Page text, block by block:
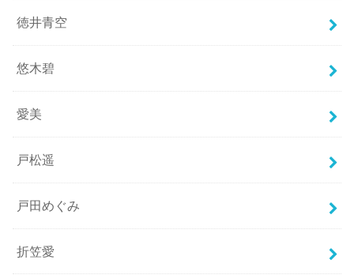
徳井青空
悠木碧
愛美
戸松遥
戸田めぐみ
折笠愛